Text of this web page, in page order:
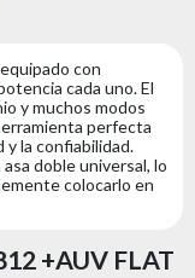
con
cada uno. El
y muchos modos
perfecta
y la confiabilidad.
doble universal, lo
colocarlo en
+AUV FLAT